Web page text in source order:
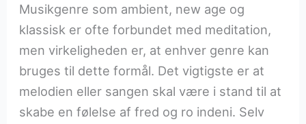
Musikgenre som ambient, new age og
klassisk er ofte forbundet med meditation,
men virkeligheden er, at enhver genre kan
bruges til dette formål. Det vigtigste er at
melodien eller sangen skal være i stand til at
skabe en følelse af fred og ro indeni. Selv